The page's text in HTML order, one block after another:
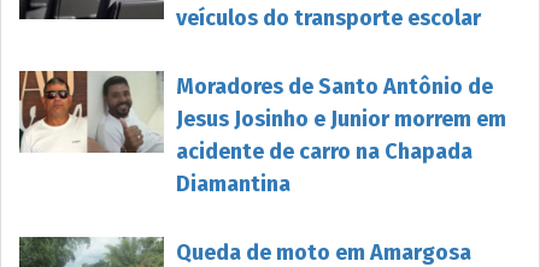
veículos do transporte escolar
Moradores de Santo Antônio de
Jesus Josinho e Junior morrem em
acidente de carro na Chapada
Diamantina
Queda de moto em Amargosa